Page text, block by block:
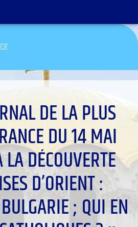
DE LA PLUS
DU 14 MAI
DÉCOUVERTE
D’ORIENT :
; QUI EN